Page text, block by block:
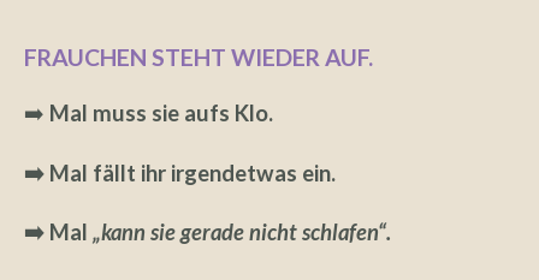
FRAUCHEN STEHT WIEDER AUF.
➡️ Mal muss sie aufs Klo.
➡️ Mal fällt ihr irgendetwas ein.
➡️ Mal „kann sie gerade nicht schlafen“.